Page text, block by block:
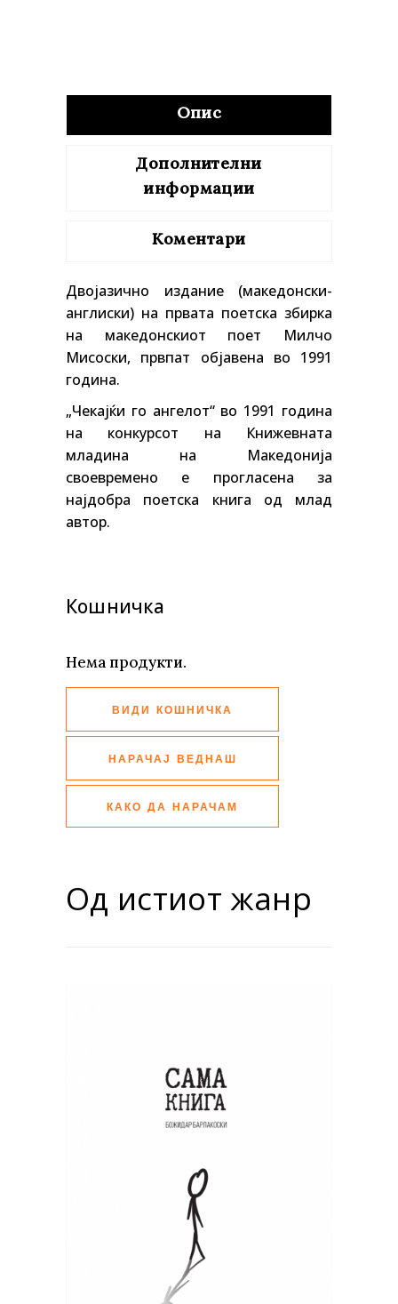
Опис
Дополнителни
информации
Коментари
Двојазично издание (македонски-
англиски) на првата поетска збирка
на македонскиот поет Милчо
Мисоски, првпат објавена во 1991
година.
„Чекајќи го ангелот“ во 1991 година
на конкурсот на Книжевната
младина на Македонија
своевремено е прогласена за
најдобра поетска книга од млад
автор.
Кошничка
Нема продукти.
ВИДИ КОШНИЧКА
НАРАЧАЈ ВЕДНАШ
КАКО ДА НАРАЧАМ
Од истиот жанр